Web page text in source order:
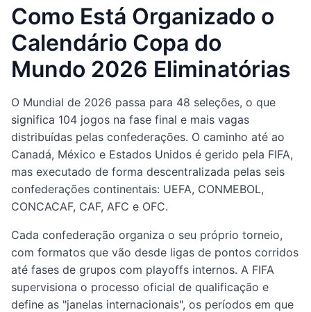
Como Está Organizado o
Calendário Copa do
Mundo 2026 Eliminatórias
O Mundial de 2026 passa para 48 seleções, o que
significa 104 jogos na fase final e mais vagas
distribuídas pelas confederações. O caminho até ao
Canadá, México e Estados Unidos é gerido pela FIFA,
mas executado de forma descentralizada pelas seis
confederações continentais: UEFA, CONMEBOL,
CONCACAF, CAF, AFC e OFC.
Cada confederação organiza o seu próprio torneio,
com formatos que vão desde ligas de pontos corridos
até fases de grupos com playoffs internos. A FIFA
supervisiona o processo oficial de qualificação e
define as "janelas internacionais", os períodos em que